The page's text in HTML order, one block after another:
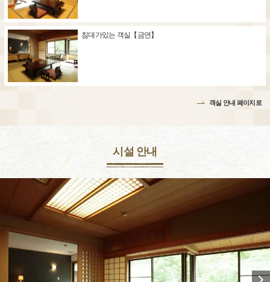
침대가있는 객실【금연】
객실 안내 페이지로
시설 안내